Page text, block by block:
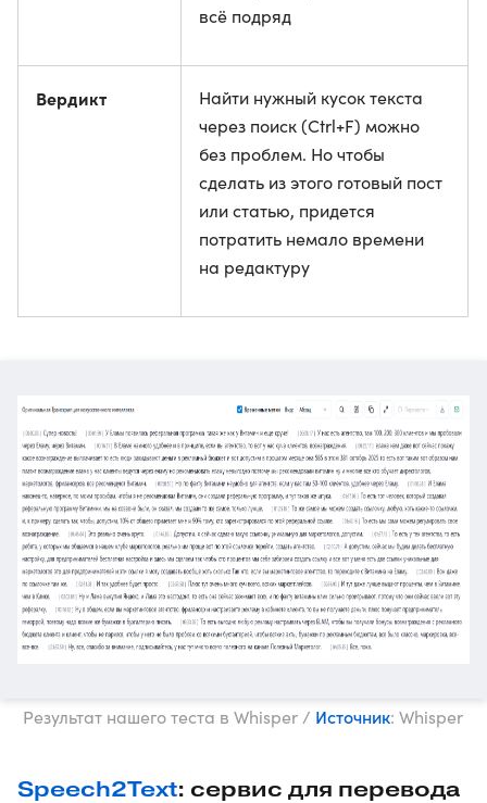
всё подряд
Вердикт
Найти нужный кусок текста
через поиск (Ctrl+F) можно
без проблем. Но чтобы
сделать из этого готовый пост
или статью, придется
потратить немало времени
на редактуру
Результат нашего теста в Whisper / Источник: Whisper
Speech2Text: сервис для перевода